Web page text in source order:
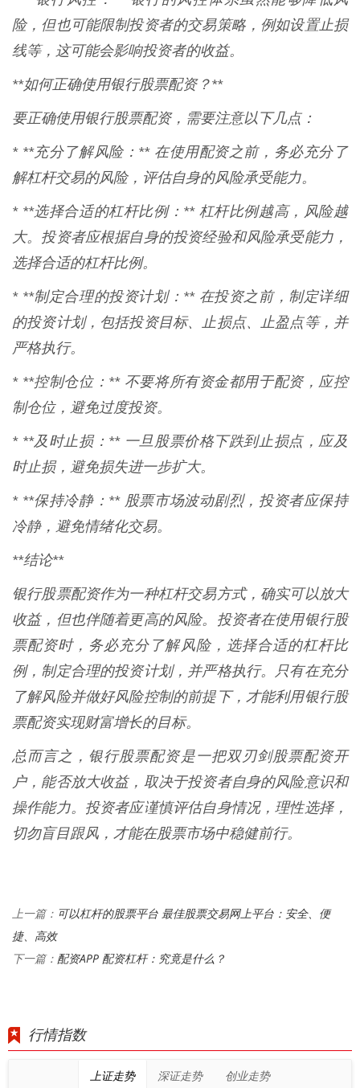
险，但也可能限制投资者的交易策略，例如设置止损
线等，这可能会影响投资者的收益。
**如何正确使用银行股票配资？**
要正确使用银行股票配资，需要注意以下几点：
* **充分了解风险：** 在使用配资之前，务必充分了
解杠杆交易的风险，评估自身的风险承受能力。
* **选择合适的杠杆比例：** 杠杆比例越高，风险越
大。投资者应根据自身的投资经验和风险承受能力，
选择合适的杠杆比例。
* **制定合理的投资计划：** 在投资之前，制定详细
的投资计划，包括投资目标、止损点、止盈点等，并
严格执行。
* **控制仓位：** 不要将所有资金都用于配资，应控
制仓位，避免过度投资。
* **及时止损：** 一旦股票价格下跌到止损点，应及
时止损，避免损失进一步扩大。
* **保持冷静：** 股票市场波动剧烈，投资者应保持
冷静，避免情绪化交易。
**结论**
银行股票配资作为一种杠杆交易方式，确实可以放大
收益，但也伴随着更高的风险。投资者在使用银行股
票配资时，务必充分了解风险，选择合适的杠杆比
例，制定合理的投资计划，并严格执行。只有在充分
了解风险并做好风险控制的前提下，才能利用银行股
票配资实现财富增长的目标。
总而言之，银行股票配资是一把双刃剑股票配资开
户，能否放大收益，取决于投资者自身的风险意识和
操作能力。投资者应谨慎评估自身情况，理性选择，
切勿盲目跟风，才能在股票市场中稳健前行。
上一篇： 可以杠杆的股票平台 最佳股票交易网上平台：安全、便
捷、高效
下一篇： 配资APP 配资杠杆：究竟是什么？
行情指数
上证走势 深证走势 创业走势